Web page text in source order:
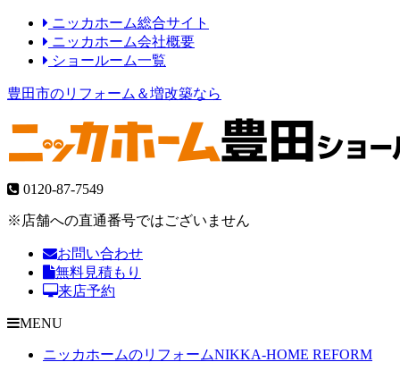
ニッカホーム総合サイト
ニッカホーム会社概要
ショールーム一覧
豊田市のリフォーム＆増改築なら
0120-87-7549
※店舗への直通番号ではございません
お問い合わせ
無料見積もり
来店予約
MENU
ニッカホームのリフォームNIKKA-HOME REFORM